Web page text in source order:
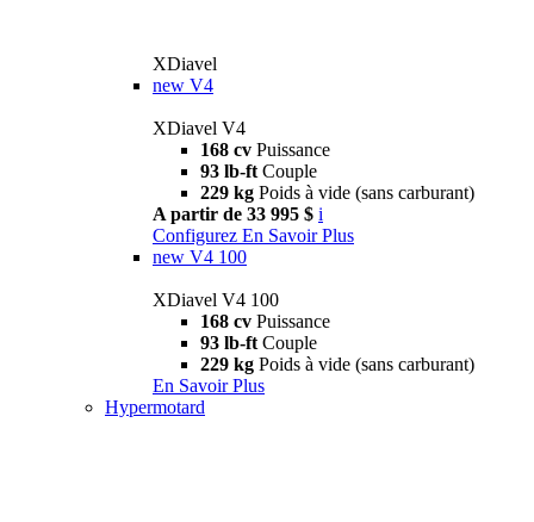
XDiavel
new V4
XDiavel V4
168 cv Puissance
93 lb-ft Couple
229 kg Poids à vide (sans carburant)
A partir de 33 995 $ i
Configurez En Savoir Plus
new V4 100
XDiavel V4 100
168 cv Puissance
93 lb-ft Couple
229 kg Poids à vide (sans carburant)
En Savoir Plus
Hypermotard